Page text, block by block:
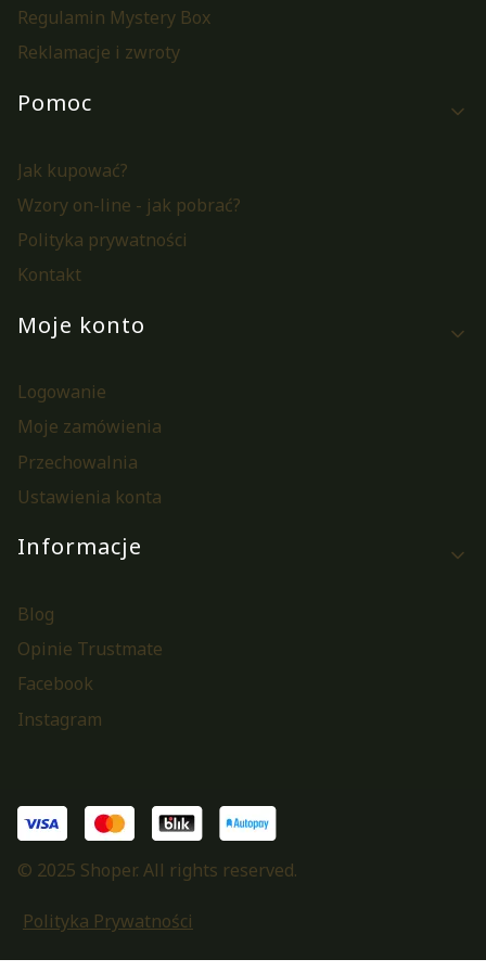
Regulamin Mystery Box
Reklamacje i zwroty
Pomoc
Jak kupować?
Wzory on-line - jak pobrać?
Polityka prywatności
Kontakt
Moje konto
Logowanie
Moje zamówienia
Przechowalnia
Ustawienia konta
Informacje
Blog
Opinie Trustmate
Facebook
Instagram
© 2025 Shoper. All rights reserved.
Polityka Prywatności